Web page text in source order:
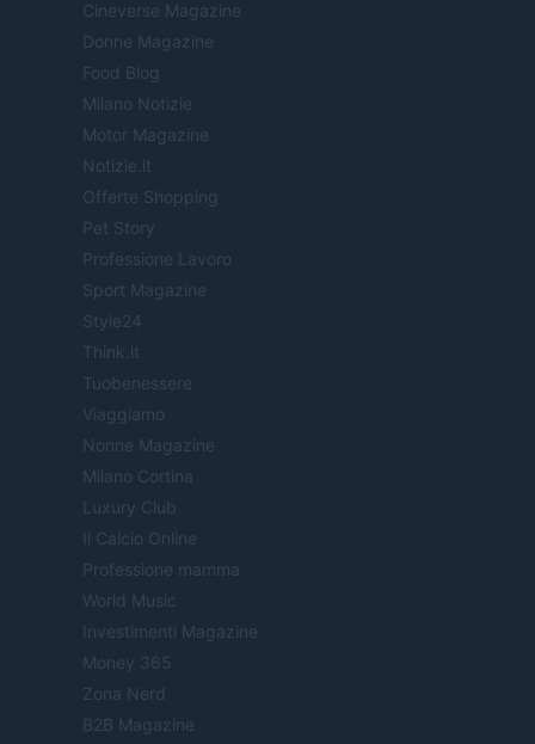
Cineverse Magazine
Donne Magazine
Food Blog
Milano Notizie
Motor Magazine
Notizie.it
Offerte Shopping
Pet Story
Professione Lavoro
Sport Magazine
Style24
Think.it
Tuobenessere
Viaggiamo
Nonne Magazine
Milano Cortina
Luxury Club
Il Calcio Online
Professione mamma
World Music
Investimenti Magazine
Money 365
Zona Nerd
B2B Magazine